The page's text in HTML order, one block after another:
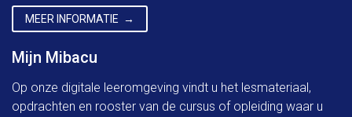
MEER INFORMATIE
Mijn Mibacu
Op onze digitale leeromgeving vindt u het lesmateriaal,
opdrachten en rooster van de cursus of opleiding waar u